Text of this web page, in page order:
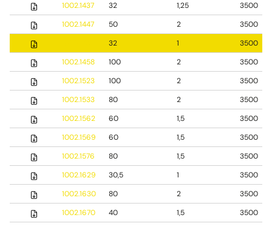
1002.1437
32 1,25
3500
1002.1447
50 2
3500
32 1
3500
1002.1458
100 2
3500
1002.1523
100 2
3500
1002.1533
80 2
3500
1002.1562
60 1,5
3500
1002.1569
60 1,5
3500
1002.1576
80 1,5
3500
1002.1629
30,5 1
3500
1002.1630
80 2
3500
1002.1670
40 1,5
3500